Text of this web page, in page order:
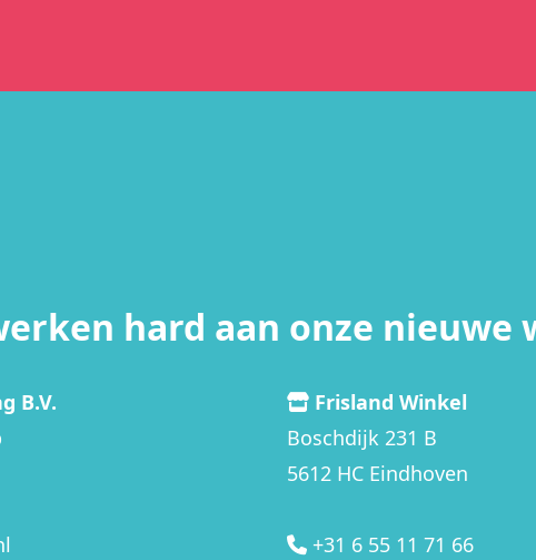
hard aan onze nieuwe
B.V.
Frisland Winkel
Boschdijk 231 B
5612 HC Eindhoven
+31 6 55 11 71 66